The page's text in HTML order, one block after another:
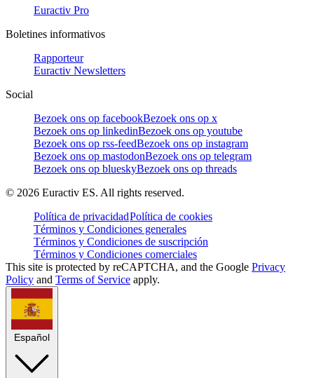
Euractiv Pro
Boletines informativos
Rapporteur
Euractiv Newsletters
Social
Bezoek ons op facebookBezoek ons op x
Bezoek ons op linkedinBezoek ons op youtube
Bezoek ons op rss-feedBezoek ons op instagram
Bezoek ons op mastodonBezoek ons op telegram
Bezoek ons op blueskyBezoek ons op threads
© 2026 Euractiv ES. All rights reserved.
Política de privacidadPolítica de cookies
Términos y Condiciones generales
Términos y Condiciones de suscripción
Términos y Condiciones comerciales
This site is protected by reCAPTCHA, and the Google Privacy
Policy and Terms of Service apply.
Español